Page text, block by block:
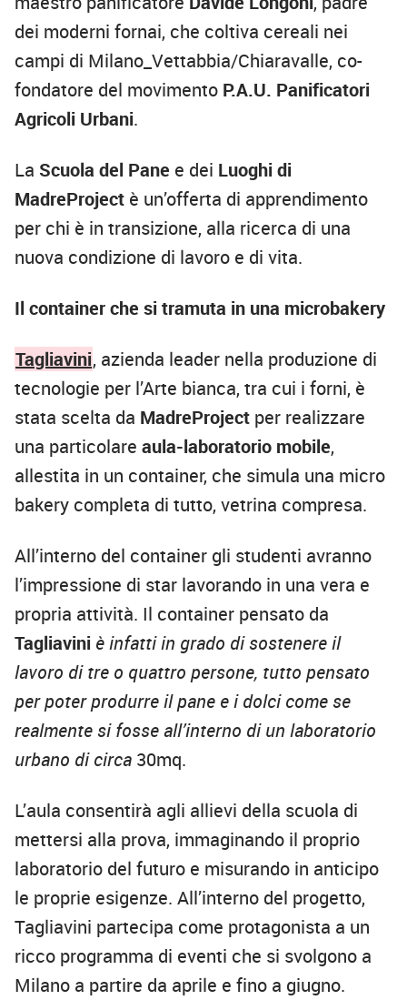
dei moderni fornai, che coltiva cereali nei
campi di Milano_Vettabbia/Chiaravalle, co-
fondatore del movimento P.A.U. Panificatori
Agricoli Urbani.
La Scuola del Pane e dei Luoghi di
MadreProject è un’offerta di apprendimento
per chi è in transizione, alla ricerca di una
nuova condizione di lavoro e di vita.
Il container che si tramuta in una microbakery
Tagliavini, azienda leader nella produzione di
tecnologie per l’Arte bianca, tra cui i forni, è
stata scelta da MadreProject per realizzare
una particolare aula-laboratorio mobile,
allestita in un container, che simula una micro
bakery completa di tutto, vetrina compresa.
All’interno del container gli studenti avranno
l’impressione di star lavorando in una vera e
propria attività. Il container pensato da
Tagliavini è infatti in grado di sostenere il
lavoro di tre o quattro persone, tutto pensato
per poter produrre il pane e i dolci come se
realmente si fosse all’interno di un laboratorio
urbano di circa 30mq.
L’aula consentirà agli allievi della scuola di
mettersi alla prova, immaginando il proprio
laboratorio del futuro e misurando in anticipo
le proprie esigenze. All’interno del progetto,
Tagliavini partecipa come protagonista a un
ricco programma di eventi che si svolgono a
Milano a partire da aprile e fino a giugno.